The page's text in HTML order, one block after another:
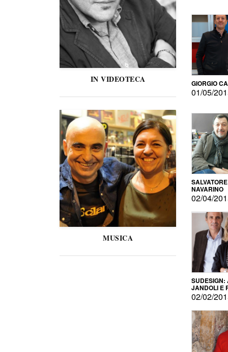
IN VIDEOTECA
MUSICA
GIORGIO
01/05/
SALVATORE
NAVARINO
02/04/
JANDOLI E
PISAPIA
02/02/